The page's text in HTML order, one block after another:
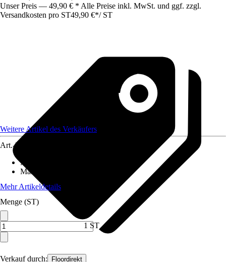
Unser Preis — 49,90 € * Alle Preise inkl. MwSt. und ggf. zzgl.
Versandkosten pro ST49,90 €*/ ST
Verkauf durch: Floordirekt
Weitere Artikel des Verkäufers
Art.-Nr.
Material
Maße (BxHxT)
Mehr Artikeldetails
Menge (ST)
1 ST